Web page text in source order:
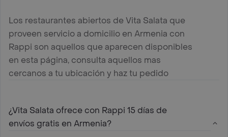
Los restaurantes abiertos de Vita Salata que
proveen servicio a domicilio en Armenia con
Rappi son aquellos que aparecen disponibles
en esta página, consulta aquellos mas
cercanos a tu ubicación y haz tu pedido
¿Vita Salata ofrece con Rappi 15 días de
envíos gratis en Armenia?